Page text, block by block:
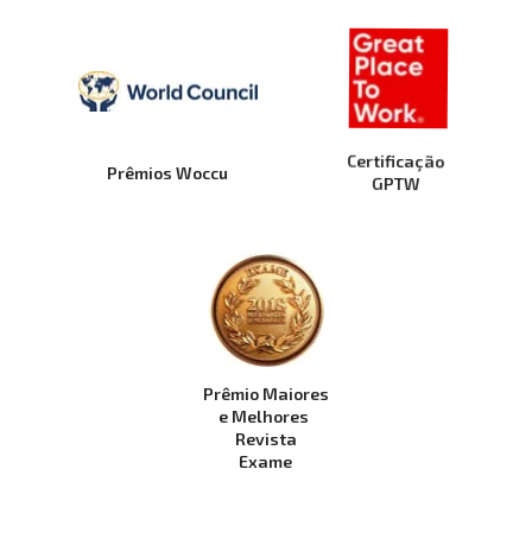
Prêmios Woccu
Prêmio Maiores
e Melhores
Revista
Exame
Certificação
GPTW